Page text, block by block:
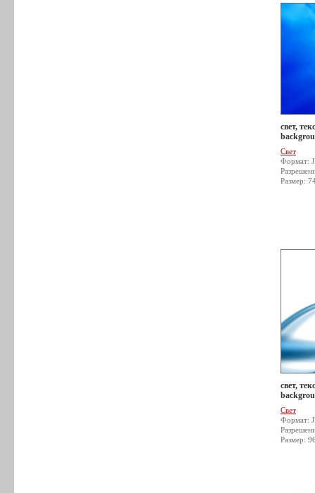
свет,
Свет
Формат:
Размер:
свет,
Свет
Формат:
Размер: